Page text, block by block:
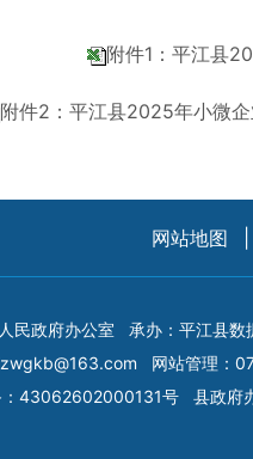
附件1：平江县
附件2：平江县2025年小微
网站地图
民政府办公室 承办：平江县数
网站管理：
：43062602000131号
县政府